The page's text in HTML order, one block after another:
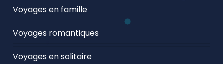
Voyages en famille
Voyages romantiques
Voyages en solitaire